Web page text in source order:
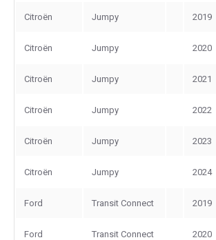
Citroën Jumpy 2019
Citroën Jumpy 2020
Citroën Jumpy 2021
Citroën Jumpy 2022
Citroën Jumpy 2023
Citroën Jumpy 2024
Ford Transit Connect 2019
Ford Transit Connect 2020